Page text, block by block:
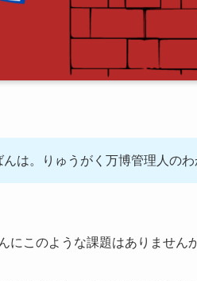
は。りゅうがく万博管理人のわ
にこのような課題はありません